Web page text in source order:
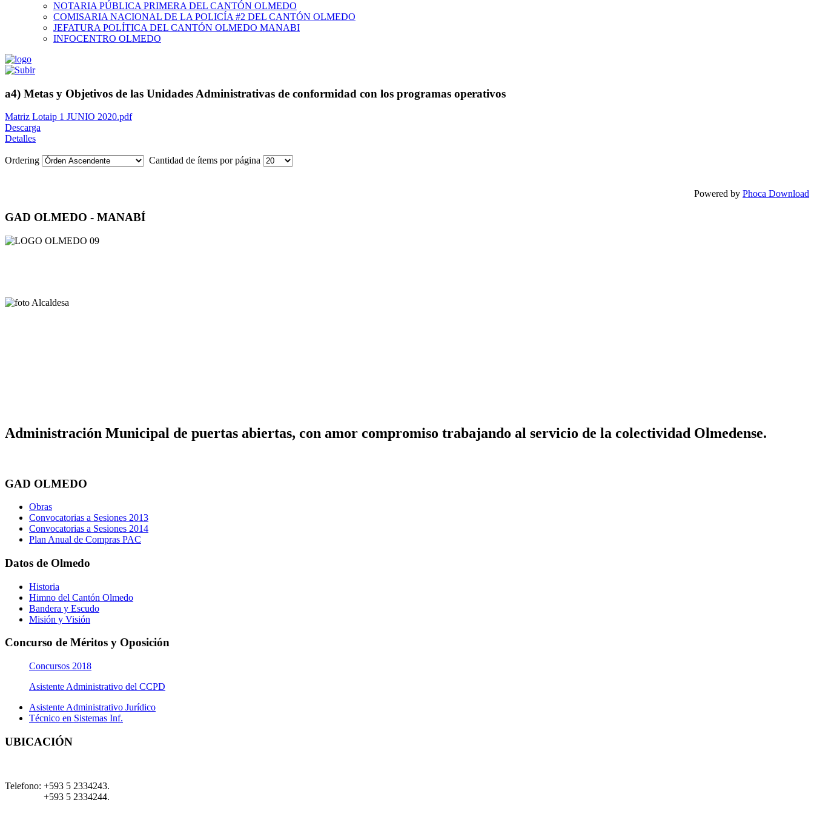
NOTARIA PÚBLICA PRIMERA DEL CANTÓN OLMEDO
COMISARIA NACIONAL DE LA POLICÍA #2 DEL CANTÓN OLMEDO
JEFATURA POLÍTICA DEL CANTÓN OLMEDO MANABI
INFOCENTRO OLMEDO
a4) Metas y Objetivos de las Unidades Administrativas de conformidad con los programas operativos
Matriz Lotaip 1 JUNIO 2020.pdf
Descarga
Detalles
Ordering Cantidad de ítems por página
Powered by Phoca Download
GAD OLMEDO - MANABÍ
Administración Municipal de puertas abiertas, con amor compromiso trabajando al servicio de la colectividad Olmedense.
GAD OLMEDO
Obras
Convocatorias a Sesiones 2013
Convocatorias a Sesiones 2014
Plan Anual de Compras PAC
Datos de Olmedo
Historia
Himno del Cantón Olmedo
Bandera y Escudo
Misión y Visión
Concurso de Méritos y Oposición
Concursos 2018
Asistente Administrativo del CCPD
Asistente Administrativo Jurídico
Técnico en Sistemas Inf.
UBICACIÓN
Telefono: +593 5 2334243.
+593 5 2334244.